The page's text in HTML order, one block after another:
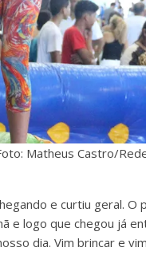
Matheus Castro/
e curtiu geral.
e logo que chegou já
dia. Vim brincar e